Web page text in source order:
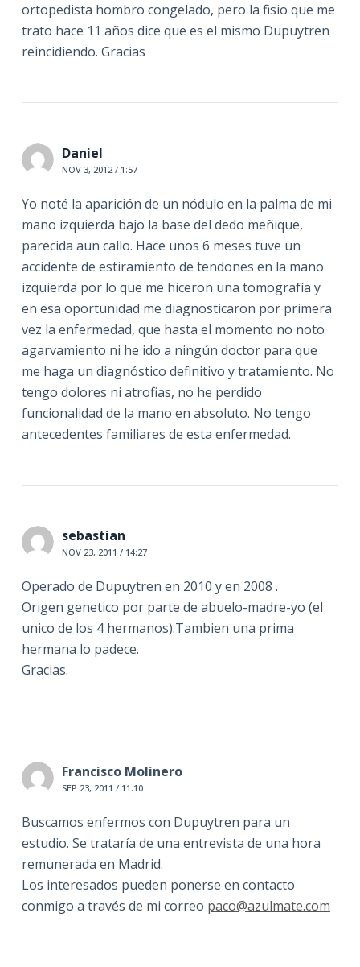
ortopedista hombro congelado, pero la fisio que me
trato hace 11 años dice que es el mismo Dupuytren
reincidiendo. Gracias
Daniel
NOV 3, 2012 / 1:57
Yo noté la aparición de un nódulo en la palma de mi
mano izquierda bajo la base del dedo meñique,
parecida aun callo. Hace unos 6 meses tuve un
accidente de estiramiento de tendones en la mano
izquierda por lo que me hiceron una tomografía y
en esa oportunidad me diagnosticaron por primera
vez la enfermedad, que hasta el momento no noto
agarvamiento ni he ido a ningún doctor para que
me haga un diagnóstico definitivo y tratamiento. No
tengo dolores ni atrofias, no he perdido
funcionalidad de la mano en absoluto. No tengo
antecedentes familiares de esta enfermedad.
sebastian
NOV 23, 2011 / 14:27
Operado de Dupuytren en 2010 y en 2008 .
Origen genetico por parte de abuelo-madre-yo (el
unico de los 4 hermanos).Tambien una prima
hermana lo padece.
Gracias.
Francisco Molinero
SEP 23, 2011 / 11:10
Buscamos enfermos con Dupuytren para un
estudio. Se trataría de una entrevista de una hora
remunerada en Madrid.
Los interesados pueden ponerse en contacto
conmigo a través de mi correo paco@azulmate.com